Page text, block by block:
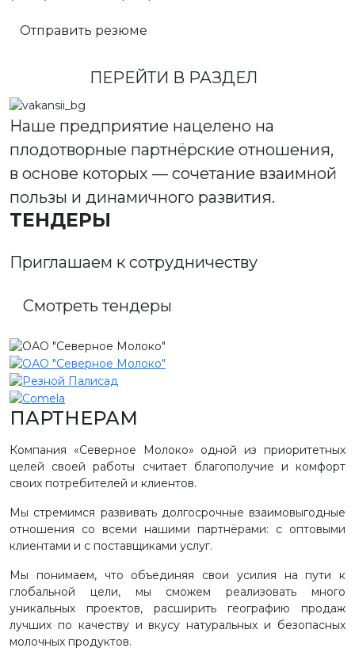
Отправить резюме
ПЕРЕЙТИ В РАЗДЕЛ
Наше предприятие нацелено на
плодотворные партнёрские отношения,
в основе которых — сочетание взаимной
пользы и динамичного развития.
ТЕНДЕРЫ
Приглашаем к сотрудничеству
Смотреть тендеры
ПАРТНЕРАМ
Компания «Северное Молоко» одной из приоритетных
целей своей работы считает благополучие и комфорт
своих потребителей и клиентов.
Мы стремимся развивать долгосрочные взаимовыгодные
отношения со всеми нашими партнёрами: с оптовыми
клиентами и с поставщиками услуг.
Мы понимаем, что объединяя свои усилия на пути к
глобальной цели, мы сможем реализовать много
уникальных проектов, расширить географию продаж
лучших по качеству и вкусу натуральных и безопасных
молочных продуктов.